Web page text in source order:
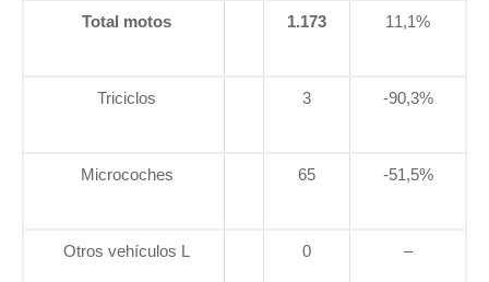
Total motos 1.173 11,1%
Triciclos 3 -90,3%
Microcoches 65 -51,5%
Otros vehículos L 0 –